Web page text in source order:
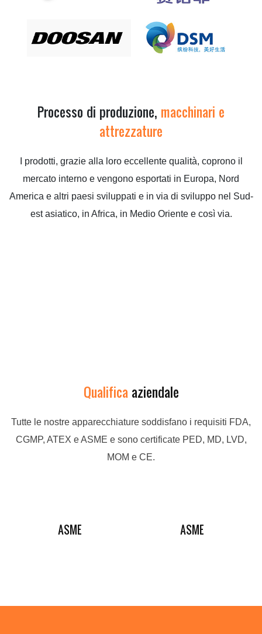
Processo di produzione, macchinari e
attrezzature
I prodotti, grazie alla loro eccellente qualità, coprono il
mercato interno e vengono esportati in Europa, Nord
America e altri paesi sviluppati e in via di sviluppo nel Sud-
est asiatico, in Africa, in Medio Oriente e così via.
Qualifica aziendale
Tutte le nostre apparecchiature soddisfano i requisiti FDA,
CGMP, ATEX e ASME e sono certificate PED, MD, LVD,
MOM e CE.
ASME ASME